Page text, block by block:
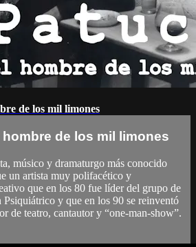
de los mil limones
de los mil limones
músico y dramaturgo más conocido
un artista muy polifacético y
que en los 80 fue líder del grupo de
y que en los 90 se reinventó
de teatro, cantautor y “one-man-show”.